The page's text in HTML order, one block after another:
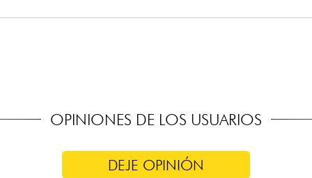
pasivo
graves/agudos (potenciómetros concéntricos), tono pasivo
OPINIONES DE LOS USUARIOS
DEJE OPINIÓN